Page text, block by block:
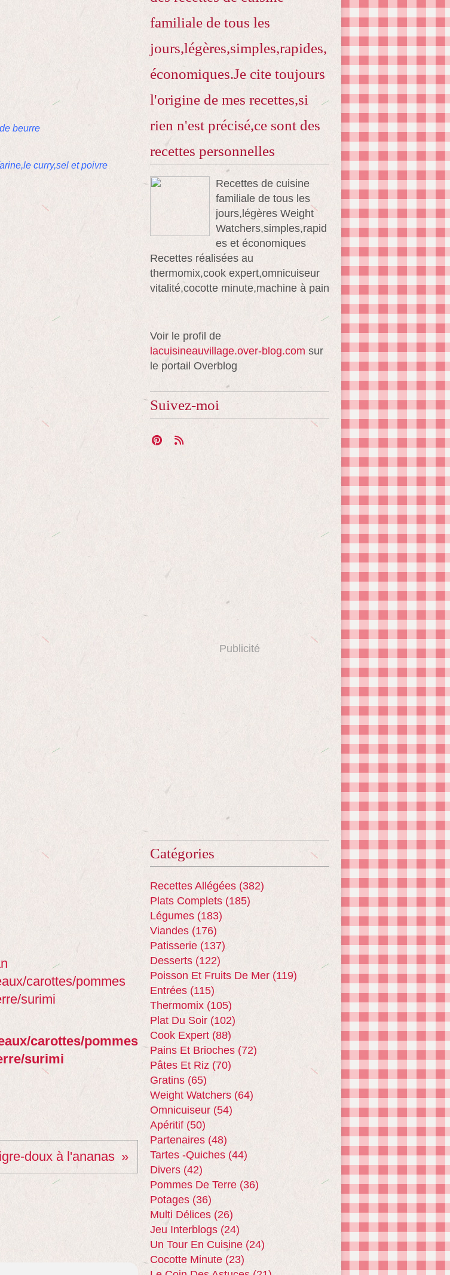
beurre
curry,sel et poivre
carottes/pommes
surimi
doux à l'ananas
familiale de tous les
jours,légères,simples,rapides,
économiques.Je cite toujours
l'origine de mes recettes,si
rien n'est précisé,ce sont des
recettes personnelles
Recettes de cuisine
familiale de tous les
jours,légères Weight
Watchers,simples,rapid
es et économiques
Recettes réalisées au
thermomix,cook expert,omnicuiseur
vitalité,cocotte minute,machine à pain
Voir le profil de
lacuisineauvillage.over-blog.com sur
le portail Overblog
Suivez-moi
Publicité
Catégories
Recettes Allégées (382)
Plats Complets (185)
Légumes (183)
Viandes (176)
Patisserie (137)
Desserts (122)
Poisson Et Fruits De Mer (119)
Entrées (115)
Thermomix (105)
Plat Du Soir (102)
Cook Expert (88)
Pains Et Brioches (72)
Pâtes Et Riz (70)
Gratins (65)
Weight Watchers (64)
Omnicuiseur (54)
Apéritif (50)
Partenaires (48)
Tartes -quiches (44)
Divers (42)
Pommes De Terre (36)
Potages (36)
Multi Délices (26)
Jeu Interblogs (24)
Un Tour En Cuisine (24)
Cocotte Minute (23)